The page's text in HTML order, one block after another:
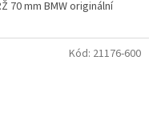
70 mm BMW originální
Kód: 21176-600